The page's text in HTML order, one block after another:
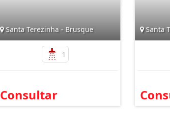
Santa Terezinha - Brusque
1
Consultar
Santa